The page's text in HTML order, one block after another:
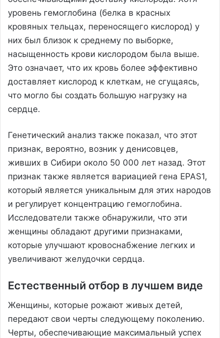
уровень гемоглобина (белка в красных
кровяных тельцах, переносящего кислород) у
них был близок к среднему по выборке,
насыщенность крови кислородом была выше.
Это означает, что их кровь более эффективно
доставляет кислород к клеткам, не сгущаясь,
что могло бы создать большую нагрузку на
сердце.
Генетический анализ также показал, что этот
признак, вероятно, возник у денисовцев,
живших в Сибири около 50 000 лет назад. Этот
признак также является вариацией гена EPAS1,
который является уникальным для этих народов
и регулирует концентрацию гемоглобина.
Исследователи также обнаружили, что эти
женщины обладают другими признаками,
которые улучшают кровоснабжение легких и
увеличивают желудочки сердца.
Естественный отбор в лучшем виде
Женщины, которые рожают живых детей,
передают свои черты следующему поколению.
Черты, обеспечивающие максимальный успех